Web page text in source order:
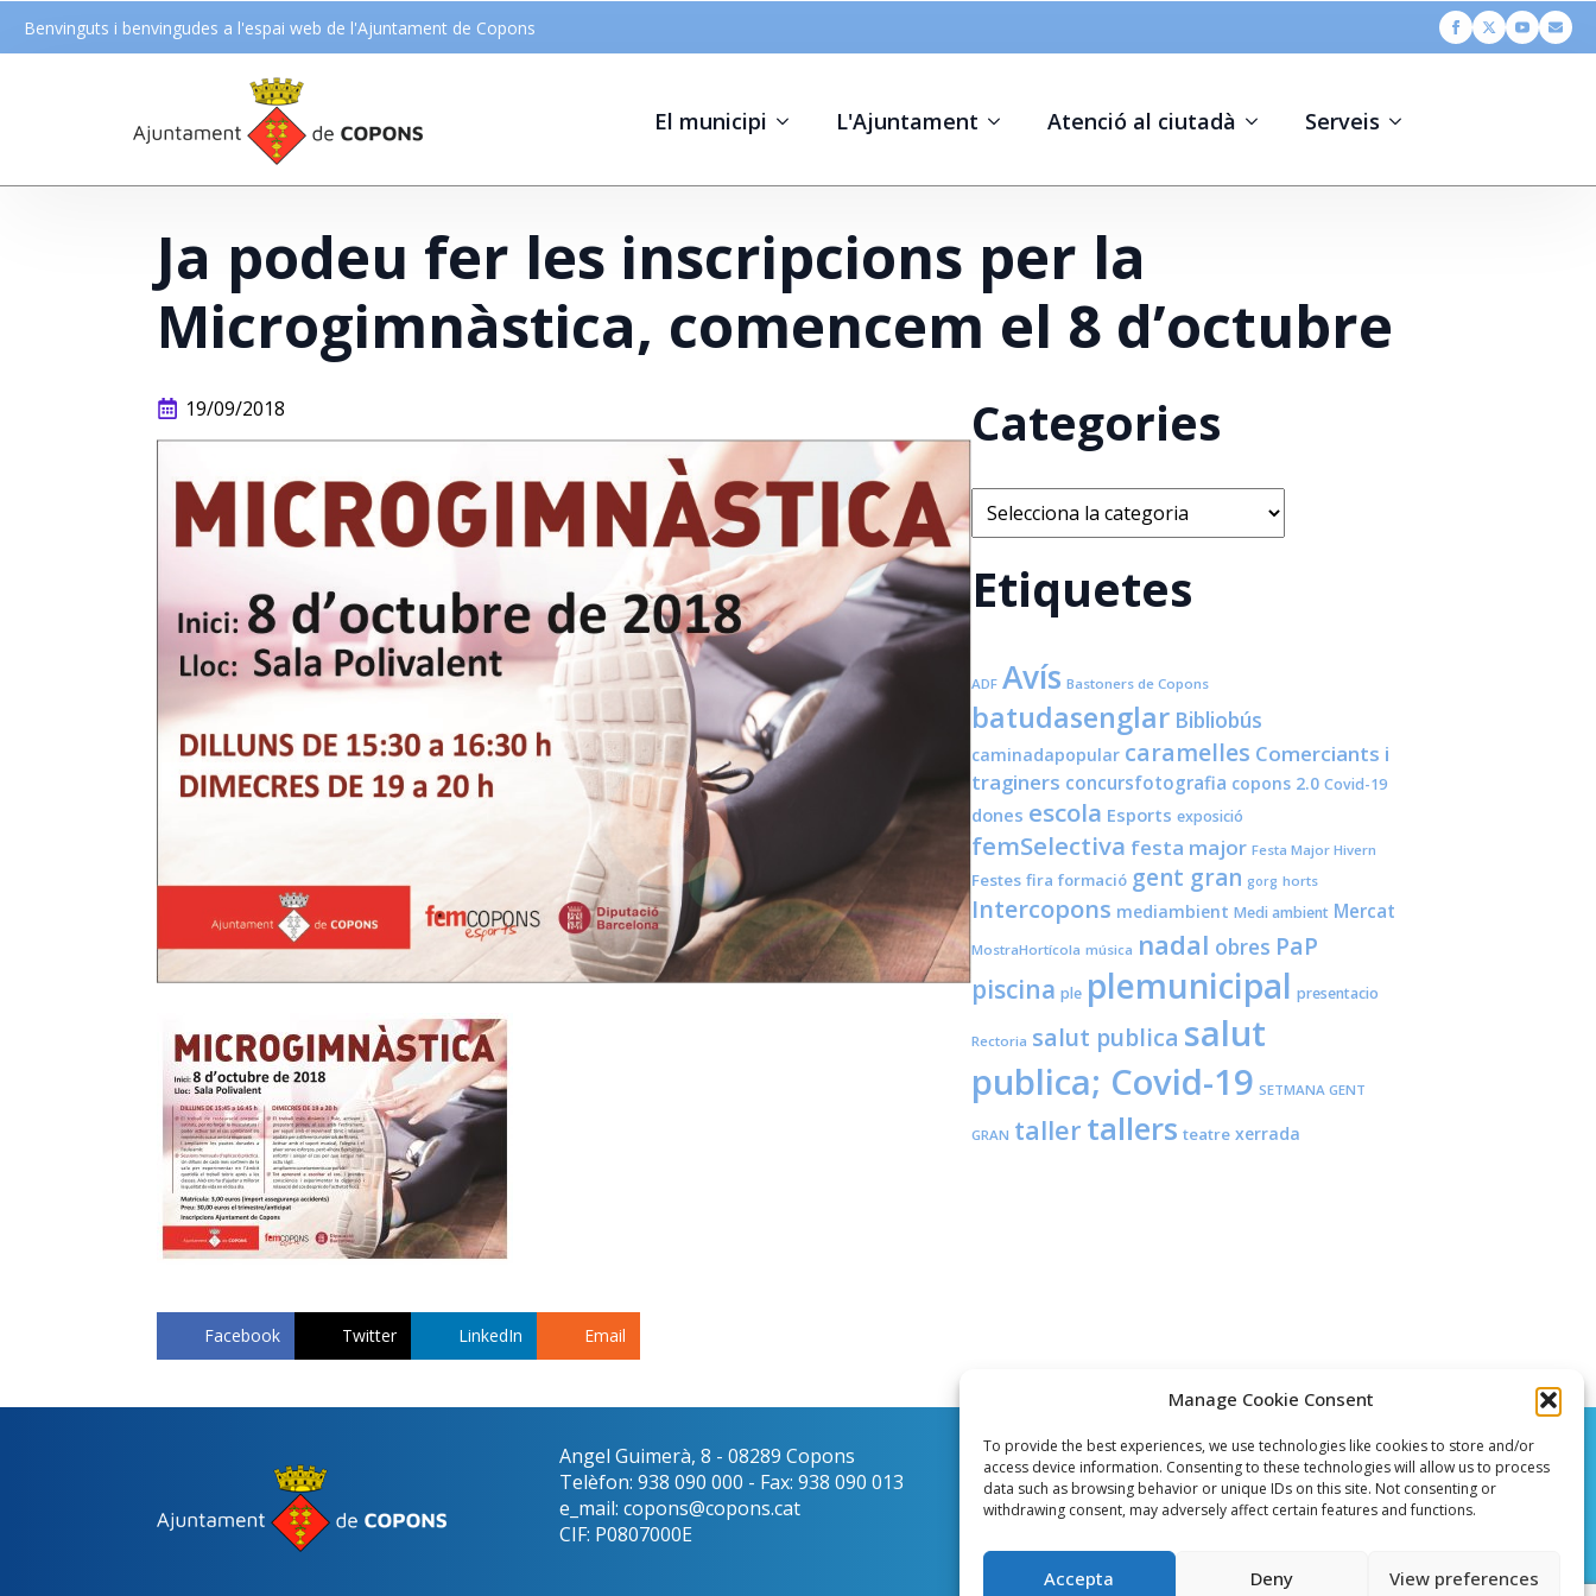
Manage Cookie Consent
To provide the best experiences, we use technologies like cookies to store and/or
access device information. Consenting to these technologies will allow us to process
data such as browsing behavior or unique IDs on this site. Not consenting or
withdrawing consent, may adversely affect certain features and functions.
Accepta Deny View preferences
Benvinguts i benvingudes a l'espai web de l'Ajuntament de Copons
El municipi L'Ajuntament Atenció al ciutadà Serveis
Ja podeu fer les inscripcions per la
Microgimnàstica, comencem el 8 d’octubre
19/09/2018
Facebook Twitter LinkedIn Email
Categories
Categories
Etiquetes
ADF Avís Bastoners de Copons
batudasenglar Bibliobús
caminadapopular caramelles Comerciants i
traginers concursfotografia copons 2.0 Covid-19
dones escola Esports exposició
femSelectiva festa major Festa Major Hivern
Festes fira formació gent gran gorg horts
Intercopons mediambient Medi ambient Mercat
MostraHortícola música nadal obres PaP
piscina ple plemunicipal presentacio
Rectoria salut publica salut
publica; Covid-19 SETMANA GENT
GRAN taller tallers teatre xerrada
Angel Guimerà, 8 - 08289 Copons
Telèfon: 938 090 000 - Fax: 938 090 013
e_mail: copons@copons.cat
CIF: P0807000E
Català